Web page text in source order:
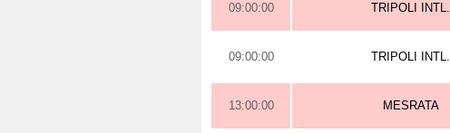
09:00:00 TRIPOLI INTL.
09:00:00 TRIPOLI INTL.
13:00:00 MESRATA